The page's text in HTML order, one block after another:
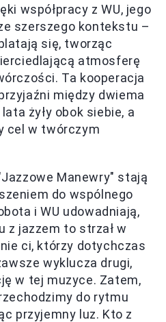
współpracy z WU, jego
szerszego kontekstu –
się, tworząc
atmosferę
Ta kooperacja
między dwiema
żyły obok siebie, a
cel w twórczym
Manewry" stają
do wspólnego
i WU udowadniają,
z jazzem to strzał w
ci, którzy dotychczas
wyklucza drugi,
w tej muzyce. Zatem,
do rytmu
przyjemny luz. Kto z